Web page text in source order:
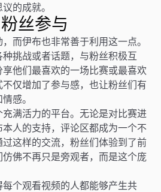
的成就。
丝参与
而伊布也非常善于利用这一点。
挑战或者话题，与粉丝积极互
他们最喜欢的一场比赛或最喜欢
仅增加了参与感，也让粉丝们有
感。
满活力的平台。无论是对比赛进
人的支持，评论区都成为一个不
这样的交流，粉丝们体验到了前
佛不再只是旁观者，而是这个庞
个观看视频的人都能够产生共